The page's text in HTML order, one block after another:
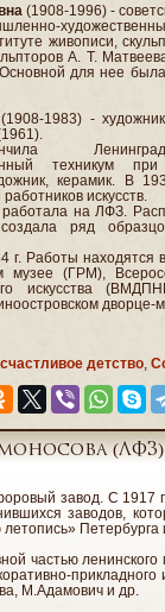
(1908-1996) -
живописи,
А. Т.
для нее была
(1908-1983) -
техникум
керамик. В
искусств.
на ЛФЗ.
ряд
г. Работы находятся
музее (ГРМ),
искусства
дворце-
детство,
(ЛФЗ)
завод. С
заводов,
Петербурга
частью
М.Адамович и др.